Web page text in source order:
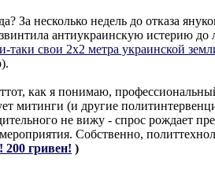
За несколько недель до отказа
антиукраинскую истерию
таки свои 2х2 метра украинской
как я понимаю,
митинги (и другие
не вижу - спрос рождает
Собственно,
200 гривен! )